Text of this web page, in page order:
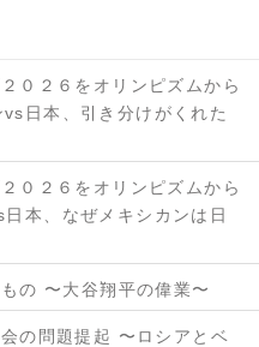
０２６をオリンピズムから
日本、引き分けがくれた
０２６をオリンピズムから
本、なぜメキシカンは日
の 〜大谷翔平の偉業〜
の問題提起 〜ロシアとベ